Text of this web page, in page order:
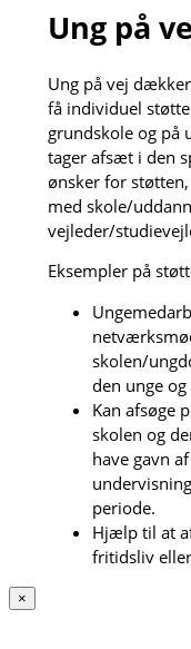
Ung på
Ung på vej
få individuel
grundskole og på
tager afsæt i den
ønsker for
med skole/
vejleder/
Eksempler på
skolen/
den unge
Kan afsøge
skolen og
have gavn
periode.
Hjælp til at
fritidsliv
×